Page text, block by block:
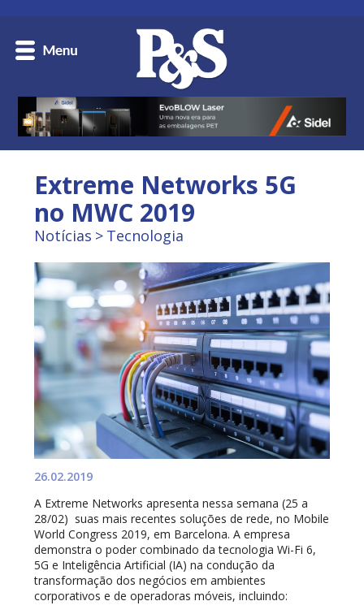
Extreme Networks 5G
no MWC 2019
Notícias Tecnologia
26.02.2019
A Extreme Networks apresenta nessa semana (25 a
28/02) suas mais recentes soluções de rede, no Mobile
World Congress 2019, em Barcelona. A empresa
demonstra o poder combinado da tecnologia Wi-Fi 6,
5G e Inteligência Artificial (IA) na condução da
transformação dos negócios em ambientes
corporativos e de operadoras móveis, incluindo: